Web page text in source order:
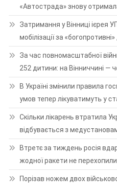
«Автострада» знову
Затримання у Вінниці ієрея
мобілізації за
За час повномасштабної
252 дитини: на Вінниччині —
В Україні змінили правила
умов тепер лікуватимуть у
Скільки лікарень втратила
відбувається з
Втретє за тиждень росія
жодної ракети не перехопили
Порізав ножем двох